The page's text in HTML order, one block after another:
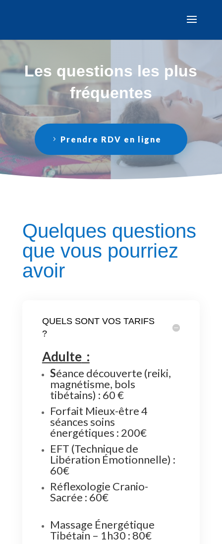
Les questions les plus
fréquentes
Prendre RDV en ligne
Quelques questions
que vous pourriez
avoir
QUELS SONT VOS TARIFS
?
Adulte:
Séance découverte (reiki,
magnétisme, bols
tibétains) : 60 €
Forfait Mieux-être 4
séances soins
énergétiques : 200€
EFT (Technique de
Libération Émotionnelle) :
60€
Réflexologie Cranio-
Sacrée : 60€
Massage Énergétique
Tibétain – 1h30 : 80€